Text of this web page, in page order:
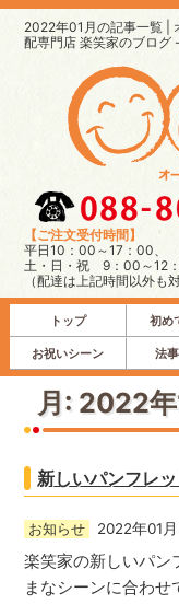
2022年01月の記事一覧 |
配専門店 楽笑家のブログ
【ご注文受付時間】
平日10：00～17：00、
土・日・祝 9：00～12
（配達は上記時間以外も
トップ 初め
お祝いシーン 法
月: 2022年
新しいパンフレ
お知らせ 2022年01
楽笑家の新しいパン
まなシーンに合わ